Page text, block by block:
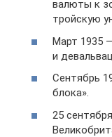
валюты к
тройскую
Март 1935
и
Сентябрь
блока».
25